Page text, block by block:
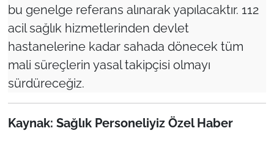
bu genelge referans alınarak yapılacaktır. 112
acil sağlık hizmetlerinden devlet
hastanelerine kadar sahada dönecek tüm
mali süreçlerin yasal takipçisi olmayı
sürdüreceğiz.
Kaynak: Sağlık Personeliyiz Özel Haber